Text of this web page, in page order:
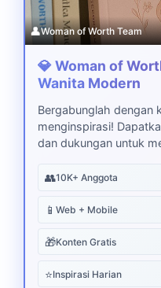
👤Woman of Worth Team
💎 Woman of
Wanita Modern
Bergabunglah dengan
menginspirasi!
dan dukungan untuk
👥10K+ Anggota
📱 Web + Mobile
🎁Konten Gratis
⭐Inspirasi Harian